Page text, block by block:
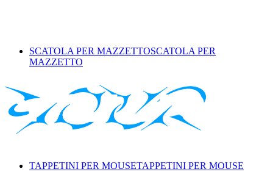
SCATOLA PER MAZZETTOSCATOLA PER
MAZZETTO
TAPPETINI PER MOUSETAPPETINI PER MOUSE